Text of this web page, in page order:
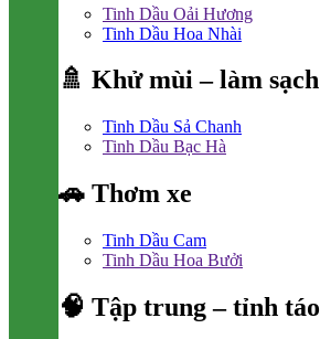
Tinh Dầu Oải Hương
Tinh Dầu Hoa Nhài
🚿 Khử mùi – làm sạch
Tinh Dầu Sả Chanh
Tinh Dầu Bạc Hà
🚗 Thơm xe
Tinh Dầu Cam
Tinh Dầu Hoa Bưởi
🧠 Tập trung – tỉnh táo